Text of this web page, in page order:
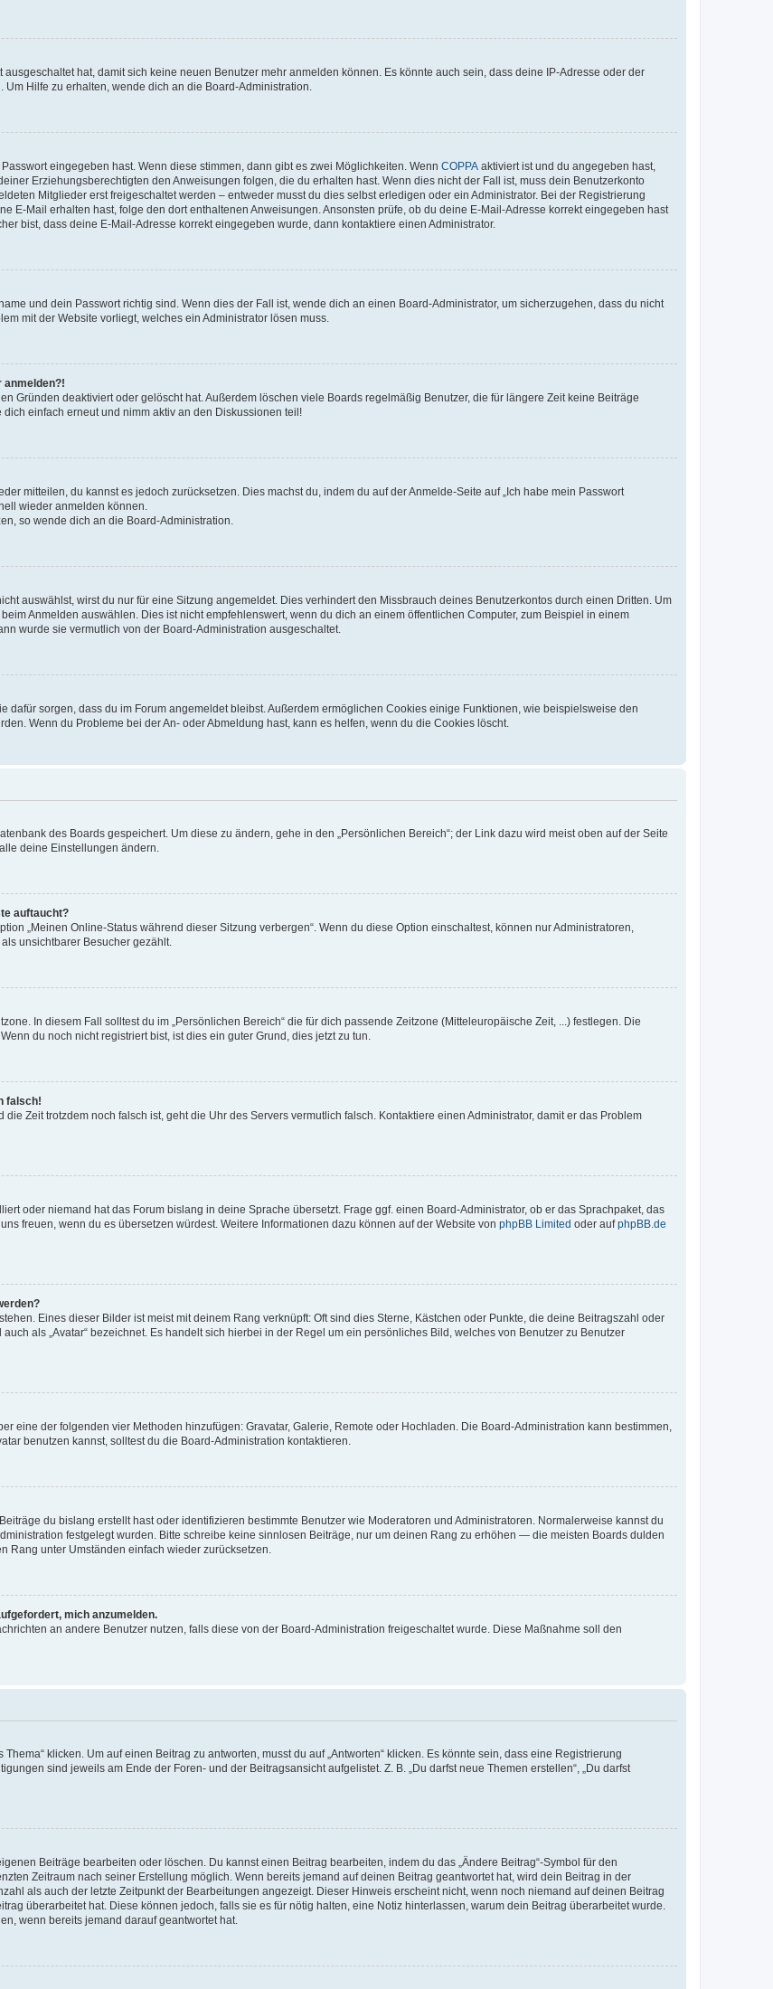
hat, damit sich keine neuen Benutzer mehr anmelden können. Es könnte auch sein, dass deine IP-Adresse oder der
Hilfe zu erhalten, wende dich an die Board-Administration.
eingegeben hast. Wenn diese stimmen, dann gibt es zwei Möglichkeiten. Wenn COPPA aktiviert ist und du angegeben hast,
Erziehungsberechtigten den Anweisungen folgen, die du erhalten hast. Wenn dies nicht der Fall ist, muss dein Benutzerkonto
Mitglieder erst freigeschaltet werden – entweder musst du dies selbst erledigen oder ein Administrator. Bei der Registrierung
E-Mail erhalten hast, folge den dort enthaltenen Anweisungen. Ansonsten prüfe, ob du deine E-Mail-Adresse korrekt eingegeben hast
bist, dass deine E-Mail-Adresse korrekt eingegeben wurde, dann kontaktiere einen Administrator.
und dein Passwort richtig sind. Wenn dies der Fall ist, wende dich an einen Board-Administrator, um sicherzugehen, dass du nicht
mit der Website vorliegt, welches ein Administrator lösen muss.
anmelden?!
Gründen deaktiviert oder gelöscht hat. Außerdem löschen viele Boards regelmäßig Benutzer, die für längere Zeit keine Beiträge
einfach erneut und nimm aktiv an den Diskussionen teil!
mitteilen, du kannst es jedoch zurücksetzen. Dies machst du, indem du auf der Anmelde-Seite auf „Ich habe mein Passwort
wieder anmelden können.
so wende dich an die Board-Administration.
auswählst, wirst du nur für eine Sitzung angemeldet. Dies verhindert den Missbrauch deines Benutzerkontos durch einen Dritten. Um
Anmelden auswählen. Dies ist nicht empfehlenswert, wenn du dich an einem öffentlichen Computer, zum Beispiel in einem
wurde sie vermutlich von der Board-Administration ausgeschaltet.
dafür sorgen, dass du im Forum angemeldet bleibst. Außerdem ermöglichen Cookies einige Funktionen, wie beispielsweise den
Wenn du Probleme bei der An- oder Abmeldung hast, kann es helfen, wenn du die Cookies löscht.
des Boards gespeichert. Um diese zu ändern, gehe in den „Persönlichen Bereich“; der Link dazu wird meist oben auf der Seite
deine Einstellungen ändern.
auftaucht?
„Meinen Online-Status während dieser Sitzung verbergen“. Wenn du diese Option einschaltest, können nur Administratoren,
unsichtbarer Besucher gezählt.
In diesem Fall solltest du im „Persönlichen Bereich“ die für dich passende Zeitzone (Mitteleuropäische Zeit, ...) festlegen. Die
du noch nicht registriert bist, ist dies ein guter Grund, dies jetzt zu tun.
falsch!
Zeit trotzdem noch falsch ist, geht die Uhr des Servers vermutlich falsch. Kontaktiere einen Administrator, damit er das Problem
oder niemand hat das Forum bislang in deine Sprache übersetzt. Frage ggf. einen Board-Administrator, ob er das Sprachpaket, das
freuen, wenn du es übersetzen würdest. Weitere Informationen dazu können auf der Website von phpBB Limited oder aufphpBB.de
Eines dieser Bilder ist meist mit deinem Rang verknüpft: Oft sind dies Sterne, Kästchen oder Punkte, die deine Beitragszahl oder
als „Avatar“ bezeichnet. Es handelt sich hierbei in der Regel um ein persönliches Bild, welches von Benutzer zu Benutzer
eine der folgenden vier Methoden hinzufügen: Gravatar, Galerie, Remote oder Hochladen. Die Board-Administration kann bestimmen,
benutzen kannst, solltest du die Board-Administration kontaktieren.
du bislang erstellt hast oder identifizieren bestimmte Benutzer wie Moderatoren und Administratoren. Normalerweise kannst du
festgelegt wurden. Bitte schreibe keine sinnlosen Beiträge, nur um deinen Rang zu erhöhen — die meisten Boards dulden
Rang unter Umständen einfach wieder zurücksetzen.
mich anzumelden.
an andere Benutzer nutzen, falls diese von der Board-Administration freigeschaltet wurde. Diese Maßnahme soll den
klicken. Um auf einen Beitrag zu antworten, musst du auf „Antworten“ klicken. Es könnte sein, dass eine Registrierung
sind jeweils am Ende der Foren- und der Beitragsansicht aufgelistet. Z. B. „Du darfst neue Themen erstellen“, „Du darfst
Beiträge bearbeiten oder löschen. Du kannst einen Beitrag bearbeiten, indem du das „Ändere Beitrag“-Symbol für den
Zeitraum nach seiner Erstellung möglich. Wenn bereits jemand auf deinen Beitrag geantwortet hat, wird dein Beitrag in der
als auch der letzte Zeitpunkt der Bearbeitungen angezeigt. Dieser Hinweis erscheint nicht, wenn noch niemand auf deinen Beitrag
überarbeitet hat. Diese können jedoch, falls sie es für nötig halten, eine Notiz hinterlassen, warum dein Beitrag überarbeitet wurde.
wenn bereits jemand darauf geantwortet hat.